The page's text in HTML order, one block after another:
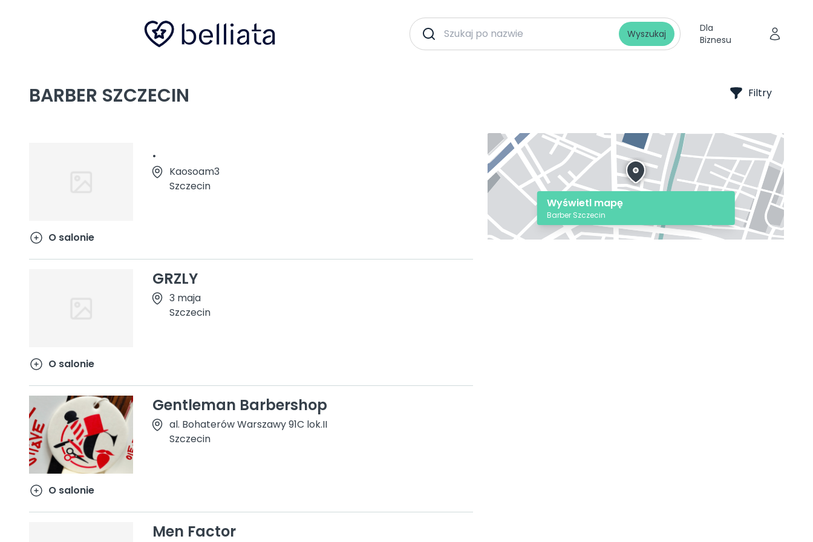
Wyszukaj
Dla
Biznesu
BARBER SZCZECIN Filtry
.
Kaosoam3
Szczecin
O salonie
GRZLY
3 maja
Szczecin
O salonie
Gentleman Barbershop
al. Bohaterów Warszawy 91C lok.II
Szczecin
O salonie
Men Factor
Wyświetl mapę
Barber Szczecin